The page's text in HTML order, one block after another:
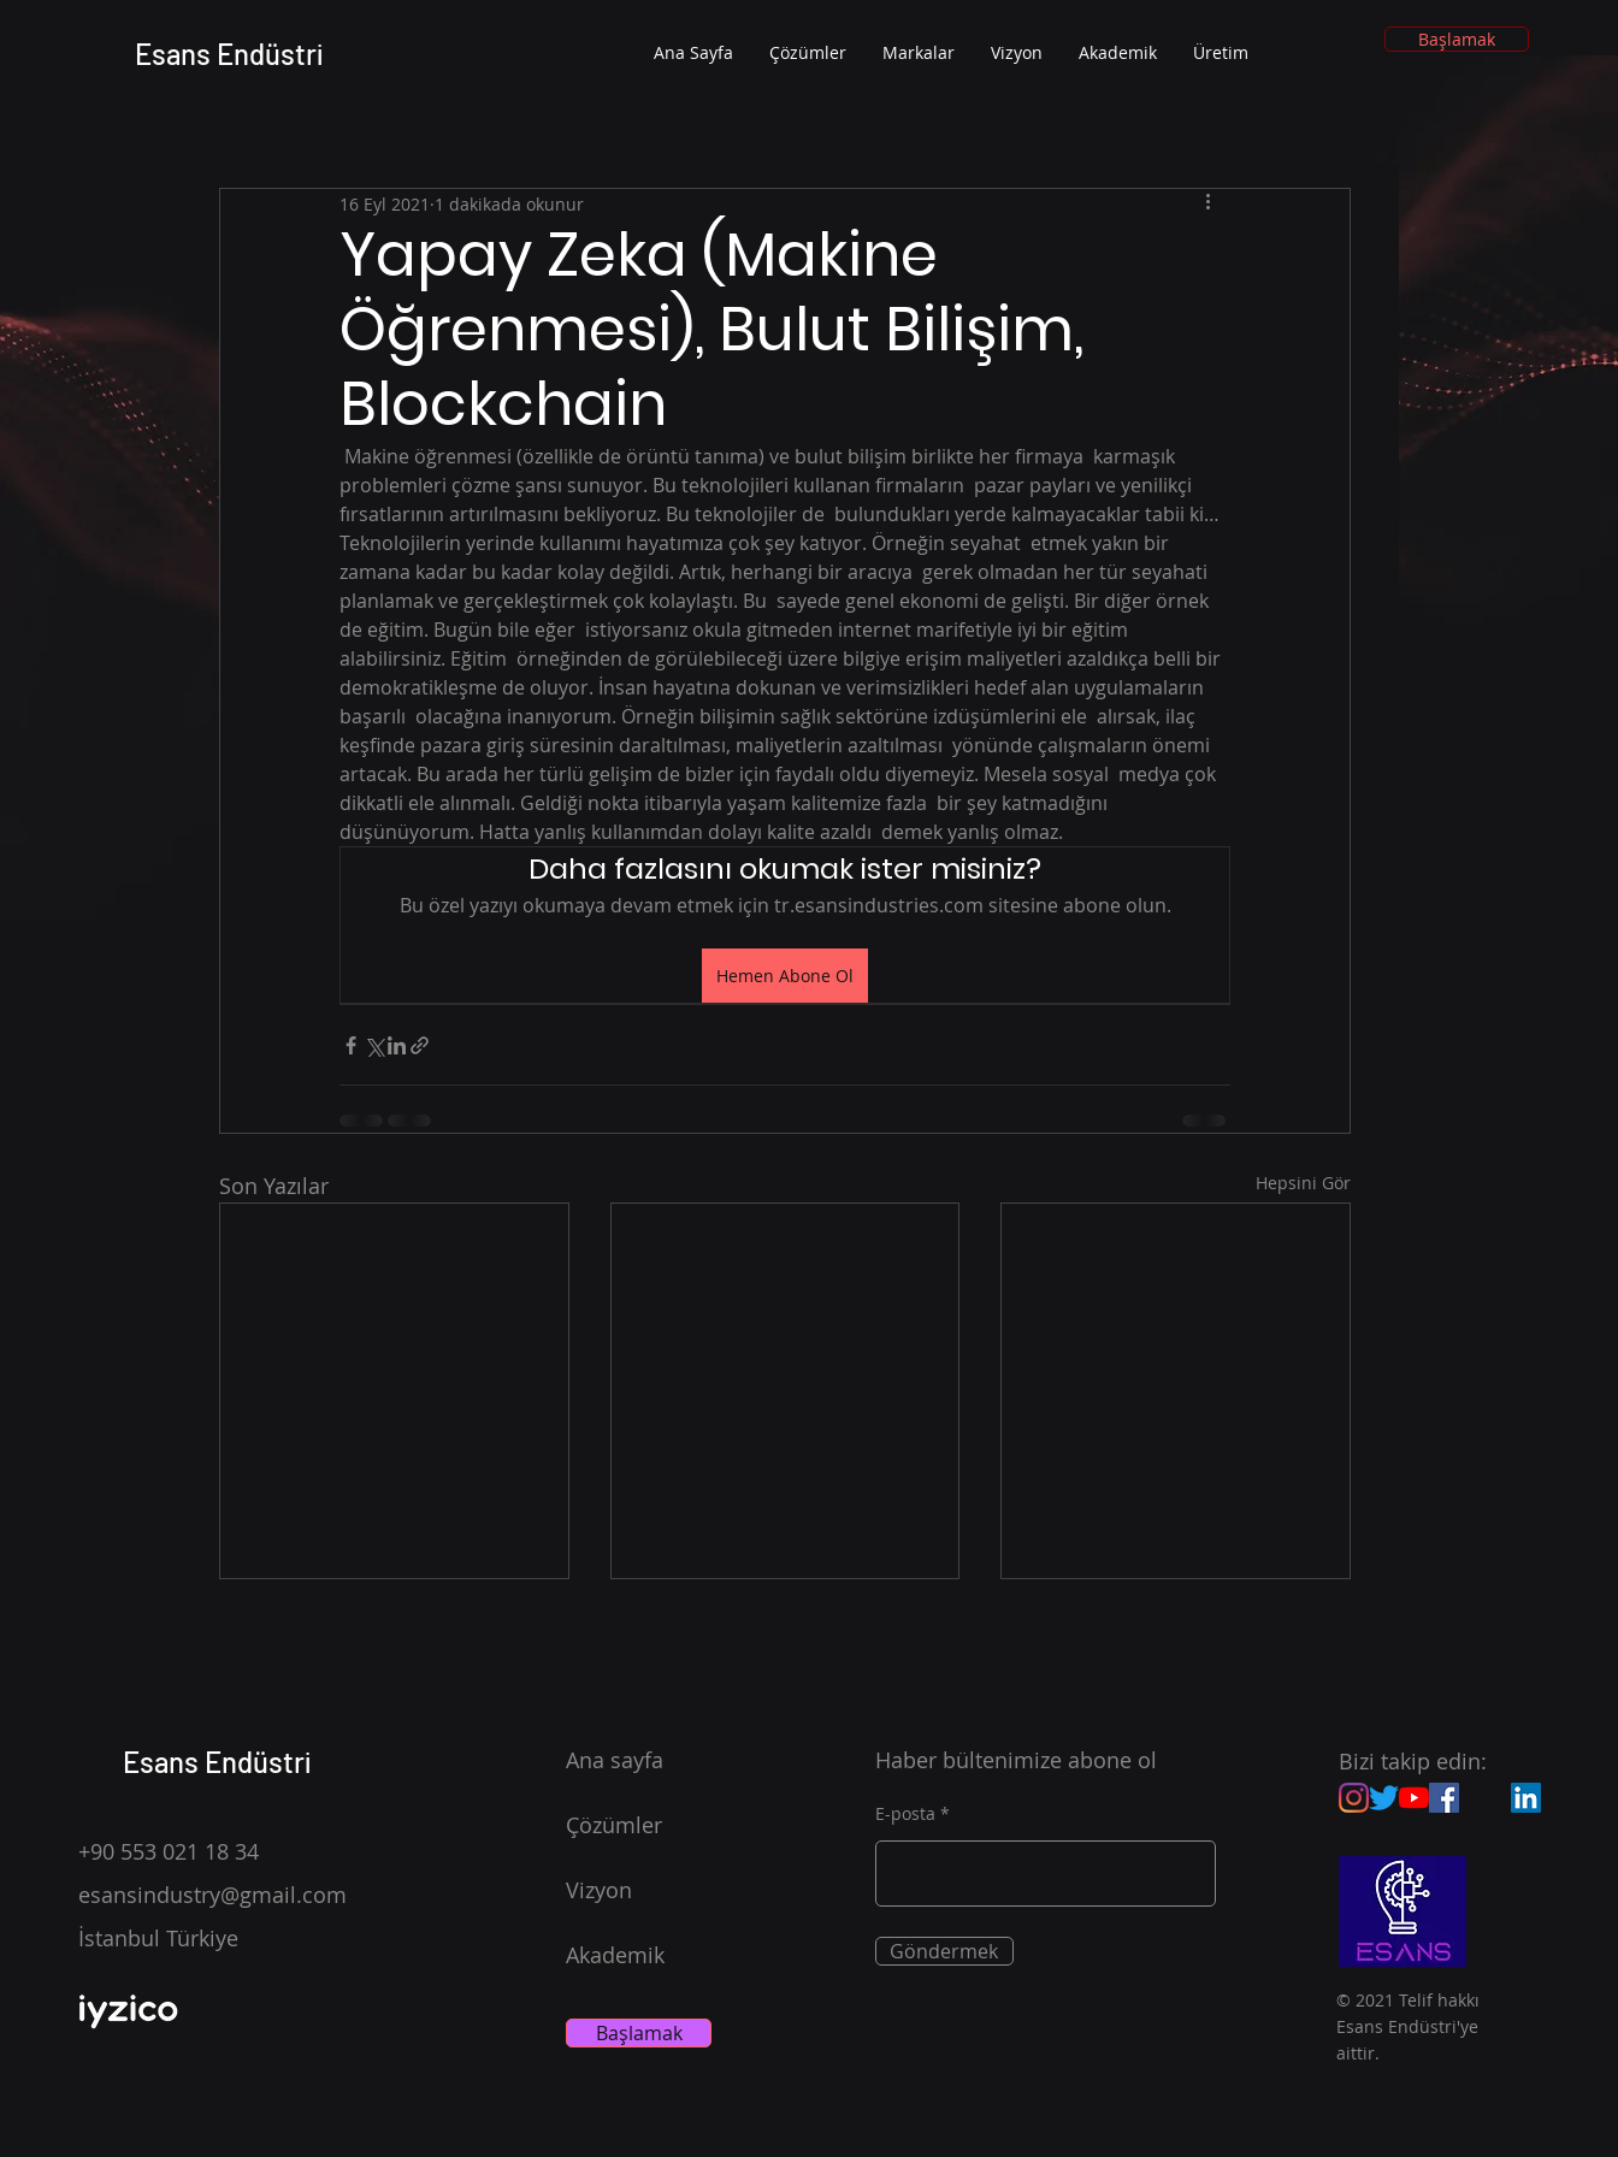
Esans Endüstri Ana Sayfa Çözümler Markalar Vizyon Akademik Üretim
Başlamak
Yapay Zeka (Makine
Öğrenmesi), Bulut Bilişim,
Blockchain
16 Eyl 2021 1 dakikada okunur
problemleri çözme şansı sunuyor. Bu teknolojileri kullanan firmaların  pazar payları ve yenilikçi
fırsatlarının artırılmasını bekliyoruz. Bu teknolojiler de  bulundukları yerde kalmayacaklar tabii ki…
Teknolojilerin yerinde kullanımı hayatımıza çok şey katıyor. Örneğin seyahat  etmek yakın bir
zamana kadar bu kadar kolay değildi. Artık, herhangi bir aracıya  gerek olmadan her tür seyahati
planlamak ve gerçekleştirmek çok kolaylaştı. Bu  sayede genel ekonomi de gelişti. Bir diğer örnek
de eğitim. Bugün bile eğer  istiyorsanız okula gitmeden internet marifetiyle iyi bir eğitim
alabilirsiniz. Eğitim  örneğinden de görülebileceği üzere bilgiye erişim maliyetleri azaldıkça belli bir
demokratikleşme de oluyor. İnsan hayatına dokunan ve verimsizlikleri hedef alan uygulamaların
başarılı  olacağına inanıyorum. Örneğin bilişimin sağlık sektörüne izdüşümlerini ele  alırsak, ilaç
keşfinde pazara giriş süresinin daraltılması, maliyetlerin azaltılması  yönünde çalışmaların önemi
artacak. Bu arada her türlü gelişim de bizler için faydalı oldu diyemeyiz. Mesela sosyal  medya çok
dikkatli ele alınmalı. Geldiği nokta itibarıyla yaşam kalitemize fazla  bir şey katmadığını
düşünüyorum. Hatta yanlış kullanımdan dolayı kalite azaldı  demek yanlış olmaz.
Daha fazlasını okumak ister misiniz?
Bu özel yazıyı okumaya devam etmek için tr.esansindustries.com sitesine abone olun.
Hemen Abone Ol
Son Yazılar Hepsini Gör
sağlık. IT’nin getirdiği
kılarak önemli farklar yaratacak.
Ülkemiz için sağ
kalıcı ve artan bir trend
ciddi bir kullanım durumu
ömür talep ediyorlar. Sağlık ve
bilgiye erişim süreleri ve
Esans Endüstri
+90 553 021 18 34
esansindustry@gmail.com
İstanbul Türkiye
Ana sayfa
Çözümler
Vizyon
Akademik
Başlamak
Haber bültenimize abone ol
E-posta
Göndermek
Bizi takip edin:
© 2021 Telif hakkı
Esans Endüstri'ye
aittir.